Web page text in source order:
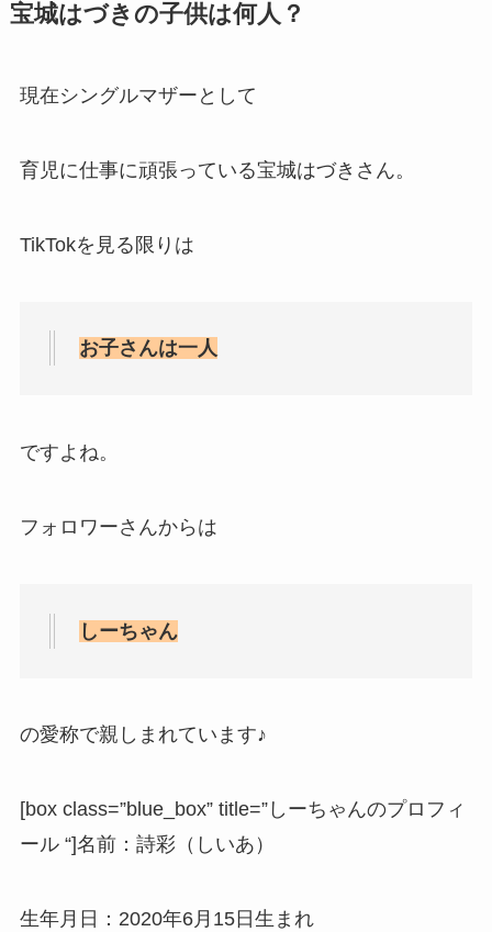
宝城はづきの子供は何人？
現在シングルマザーとして
育児に仕事に頑張っている宝城はづきさん。
TikTokを見る限りは
お子さんは一人
ですよね。
フォロワーさんからは
しーちゃん
の愛称で親しまれています♪
[box class=”blue_box” title=”しーちゃんのプロフィ
ール “]名前：詩彩（しいあ）
生年月日：2020年6月15日生まれ